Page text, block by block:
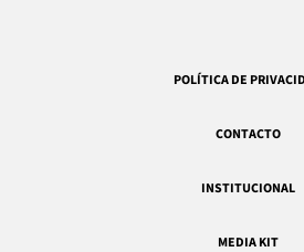
POLÍTICA DE
CONTACTO
INSTITUCIONAL
MEDIA KIT